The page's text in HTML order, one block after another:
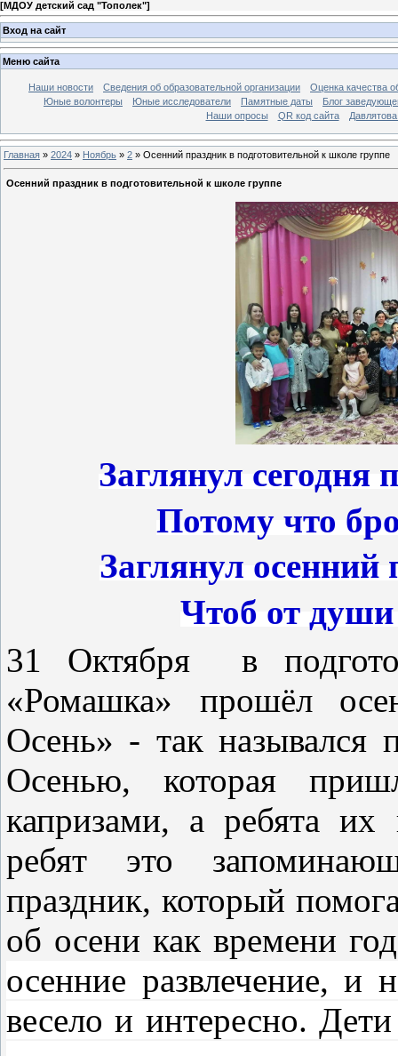
[МДОУ детский сад "Тополек"]
Вход на сайт
Меню сайта
Наши новости Сведения об образовательной организации
Оценка качества
Юные волонтеры
Юные исследователи Памятные даты
Блог
Наши опросы
QR код сайта
Главная » 2024 » Ноябрь » 2 » Осенний праздник в подготовительной к школе группе
Осенний праздник в подготовительной к школе группе
Заглянул
Потому что
Заглянул осенний
Чтоб от души
31 Октября в
«Ромашка» прошёл
Осень» - так назывался
Осенью, которая
капризами, а ребята
ребят это
праздник, который
об осени как времени
осенние развлечение, и
весело и интересно.